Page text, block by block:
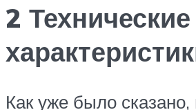
2 Технические
Как уже было сказано,